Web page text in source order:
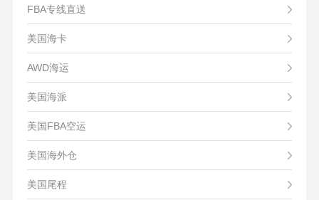
FBA专线直送
美国海卡
AWD海运
美国海派
美国FBA空运
美国海外仓
美国尾程